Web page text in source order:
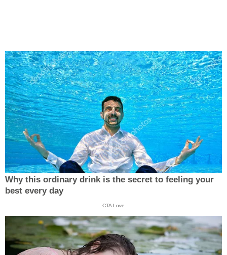
Why this ordinary drink is the secret to feeling your
best every day
CTA Love